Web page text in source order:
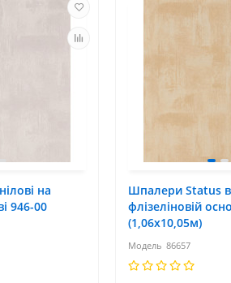
на
946-00
Шпалери Status
флізеліновій
(1,06х10,05м)
86657